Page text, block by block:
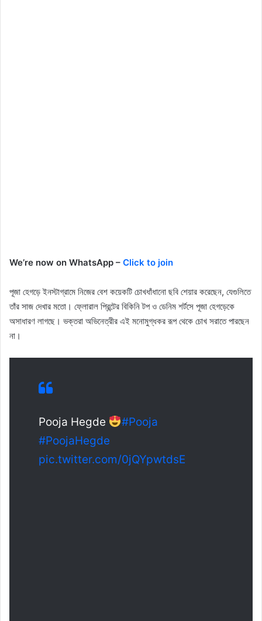
We’re now on WhatsApp – Click to join
পূজা হেগড়ে ইনস্টাগ্রামে নিজের বেশ কয়েকটি চোখধাঁধানো ছবি শেয়ার করেছেন, যেগুলিতে
তাঁর সাজ দেখার মতো। ফ্লোরাল প্রিন্টের বিকিনি টপ ও ডেনিম শর্টসে পূজা হেগড়েকে
অসাধারণ লাগছে। ভক্তরা অভিনেত্রীর এই মনোমুগ্ধকর রূপ থেকে চোখ সরাতে পারছেন
না।
Pooja Hegde
#Pooja
#PoojaHegde
pic.twitter.com/0jQYpwtdsE